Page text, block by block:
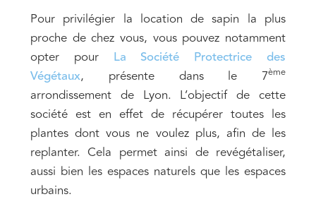
Pour privilégier la location de sapin la plus
proche de chez vous, vous pouvez notamment
opter pour La Société Protectrice des
Végétaux, présente dans le 7ème
arrondissement de Lyon. L’objectif de cette
société est en effet de récupérer toutes les
plantes dont vous ne voulez plus, afin de les
replanter. Cela permet ainsi de revégétaliser,
aussi bien les espaces naturels que les espaces
urbains.